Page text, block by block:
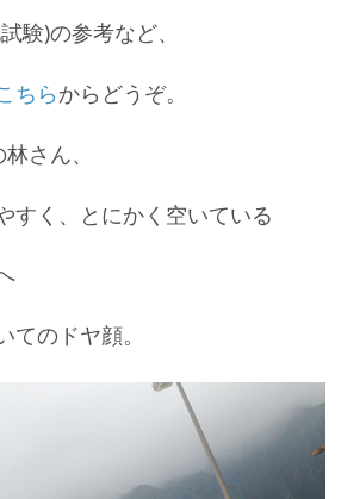
験)の参考など、
ちらからどうぞ。
さん、
すく、とにかく空いている
のドヤ顔。